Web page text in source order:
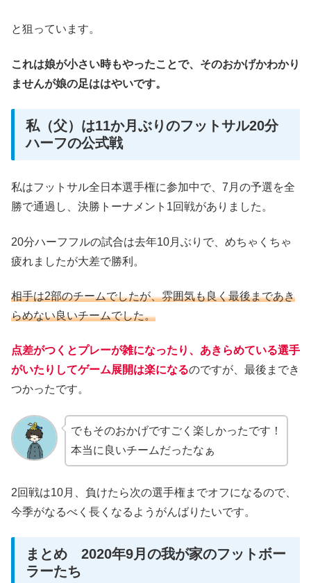
と狙っています。
これは娘が小さい時もやったことで、そのおかげかわかり
ませんが娘の足ははやいです。
私（父）は11か月ぶりのフットサル20分
ハーフの公式戦
私はフットサル全日本選手権に参加中で、7月の予選を全
勝で通過し、決勝トーナメント1回戦がありました。
20分ハーフフルの試合は去年10月ぶりで、めちゃくちゃ
疲れましたが大差で勝利。
相手は2部のチームでしたが、雰囲気も良く最後まであき
らめない良いチームでした。
点差がつくとプレーが雑になったり、あきらめている選手
がいたりしてゲーム展開は楽になるのですが、最後までき
つかったです。
でもそのおかげですごく楽しかったです！
本当に良いチームだったなぁ
2回戦は10月、負けたら次の選手権までオフになるので、
今季がなるべく長くなるようがんばりたいです。
まとめ 2020年9月の我が家のフットボー
ラーたち